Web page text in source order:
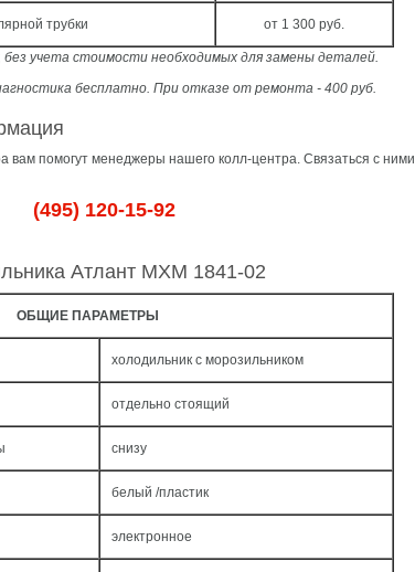
трубки от 1 300 руб.
учета стоимости необходимых для замены деталей.
бесплатно. При отказе от ремонта - 400 руб.
вам помогут менеджеры нашего колл-центра. Связаться с ними
(495) 120-15-92
Атлант МХМ 1841-02
ОБЩИЕ ПАРАМЕТРЫ
холодильник с морозильником
отдельно стоящий
снизу
белый /пластик
электронное